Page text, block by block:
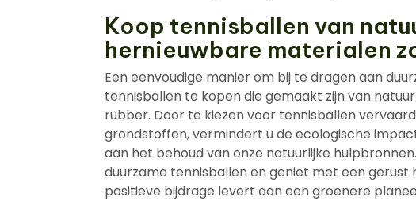
Koop tennisballen van
hernieuwbare materialen
Een eenvoudige manier om bij te dragen aan
tennisballen te kopen die gemaakt zijn van
rubber. Door te kiezen voor tennisballen
grondstoffen, vermindert u de ecologische
aan het behoud van onze natuurlijke
duurzame tennisballen en geniet met een gerust
positieve bijdrage levert aan een groenere